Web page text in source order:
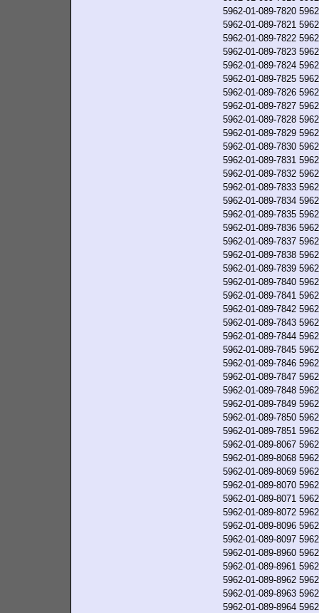
5962-01-089-7820
5962-01-089-7821
5962-01-089-7822
5962-01-089-7823
5962-01-089-7824
5962-01-089-7825
5962-01-089-7826
5962-01-089-7827
5962-01-089-7828
5962-01-089-7829
5962-01-089-7830
5962-01-089-7831
5962-01-089-7832
5962-01-089-7833
5962-01-089-7834
5962-01-089-7835
5962-01-089-7836
5962-01-089-7837
5962-01-089-7838
5962-01-089-7839
5962-01-089-7840
5962-01-089-7841
5962-01-089-7842
5962-01-089-7843
5962-01-089-7844
5962-01-089-7845
5962-01-089-7846
5962-01-089-7847
5962-01-089-7848
5962-01-089-7849
5962-01-089-7850
5962-01-089-7851
5962-01-089-8067
5962-01-089-8068
5962-01-089-8069
5962-01-089-8070
5962-01-089-8071
5962-01-089-8072
5962-01-089-8096
5962-01-089-8097
5962-01-089-8960
5962-01-089-8961
5962-01-089-8962
5962-01-089-8963
5962-01-089-8964